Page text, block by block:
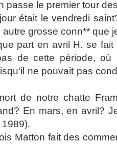
passe le premier tour
était le vendredi
grosse conn** que
part en avril H. se
de cette période,
ne pouvait pas
de notre chatte
En mars, en avril?
Matton fait des